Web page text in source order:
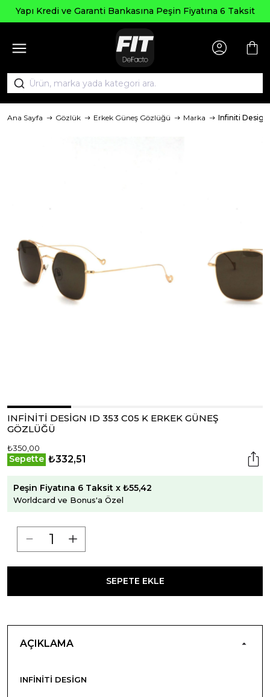
Bankasına Peşin Fiyatına 6 Taksit
Ana Sayfa Gözlük Erkek Güneş Gözlüğü Marka Infiniti Design
INFİNİTİ DESİGN ID 353 C05 K ERKEK GÜNEŞ
GÖZLÜĞÜ
₺350,00
Sepette ₺332,51
Peşin Fiyatına 6 Taksit x ₺55,42
Worldcard ve Bonus'a Özel
SEPETE EKLE
AÇIKLAMA
INFINITI DESIGN